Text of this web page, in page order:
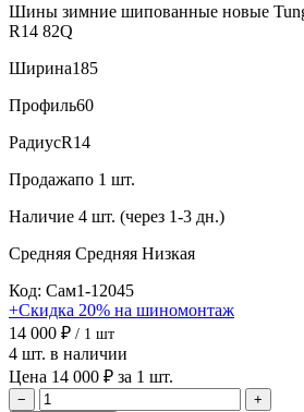
Шины зимние шипованные новые
R14 82Q
Ширина185
Профиль60
РадиусR14
Продажапо 1 шт.
Наличие 4 шт. (через 1-3 дн.)
Средняя Средняя Низкая
Код: Сам1-12045
+Скидка 20% на шиномонтаж
14 000 ₽ / 1 шт
4 шт. в наличии
Цена 14 000 ₽ за 1 шт.
−
+